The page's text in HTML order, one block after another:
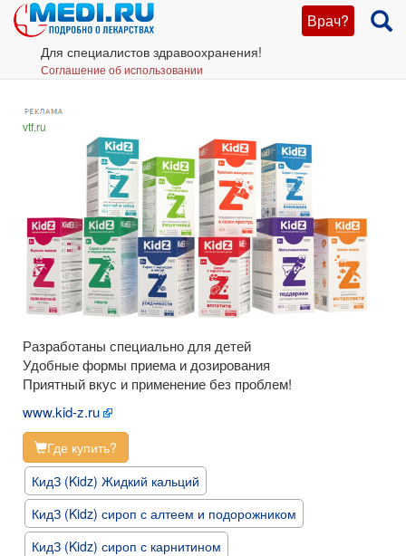
Врач?
Для специалистов здравоохранения!
Соглашение об использовании
vtf.ru
Разработаны специально для детей
Удобные формы приема и дозирования
Приятный вкус и применение без проблем!
www.kid-z.ru
Где купить?
КидЗ (Kidz) Жидкий кальций
КидЗ (Kidz) сироп с алтеем и подорожником
КидЗ (Kidz) сироп с карнитином